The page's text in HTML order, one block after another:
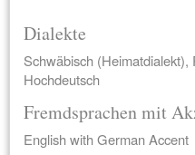
Dialekte
Schwäbisch
Hochdeutsch
Fremdsprachen mit
English with German Accent